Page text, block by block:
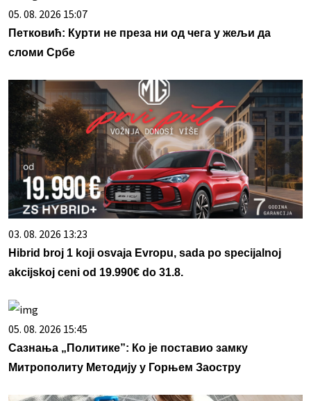
05. 08. 2026 15:07
Петковић: Курти не преза ни од чега у жељи да
сломи Србе
03. 08. 2026 13:23
Hibrid broj 1 koji osvaja Evropu, sada po specijalnoj
akcijskoj ceni od 19.990€ do 31.8.
05. 08. 2026 15:45
Сазнања „Политике”: Ко је поставио замку
Митрополиту Методију у Горњем Заостру